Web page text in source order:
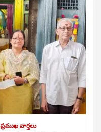
ప్రముఖ వార్తలు